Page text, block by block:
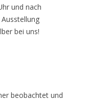
und nach
bei uns!
beobachtet und